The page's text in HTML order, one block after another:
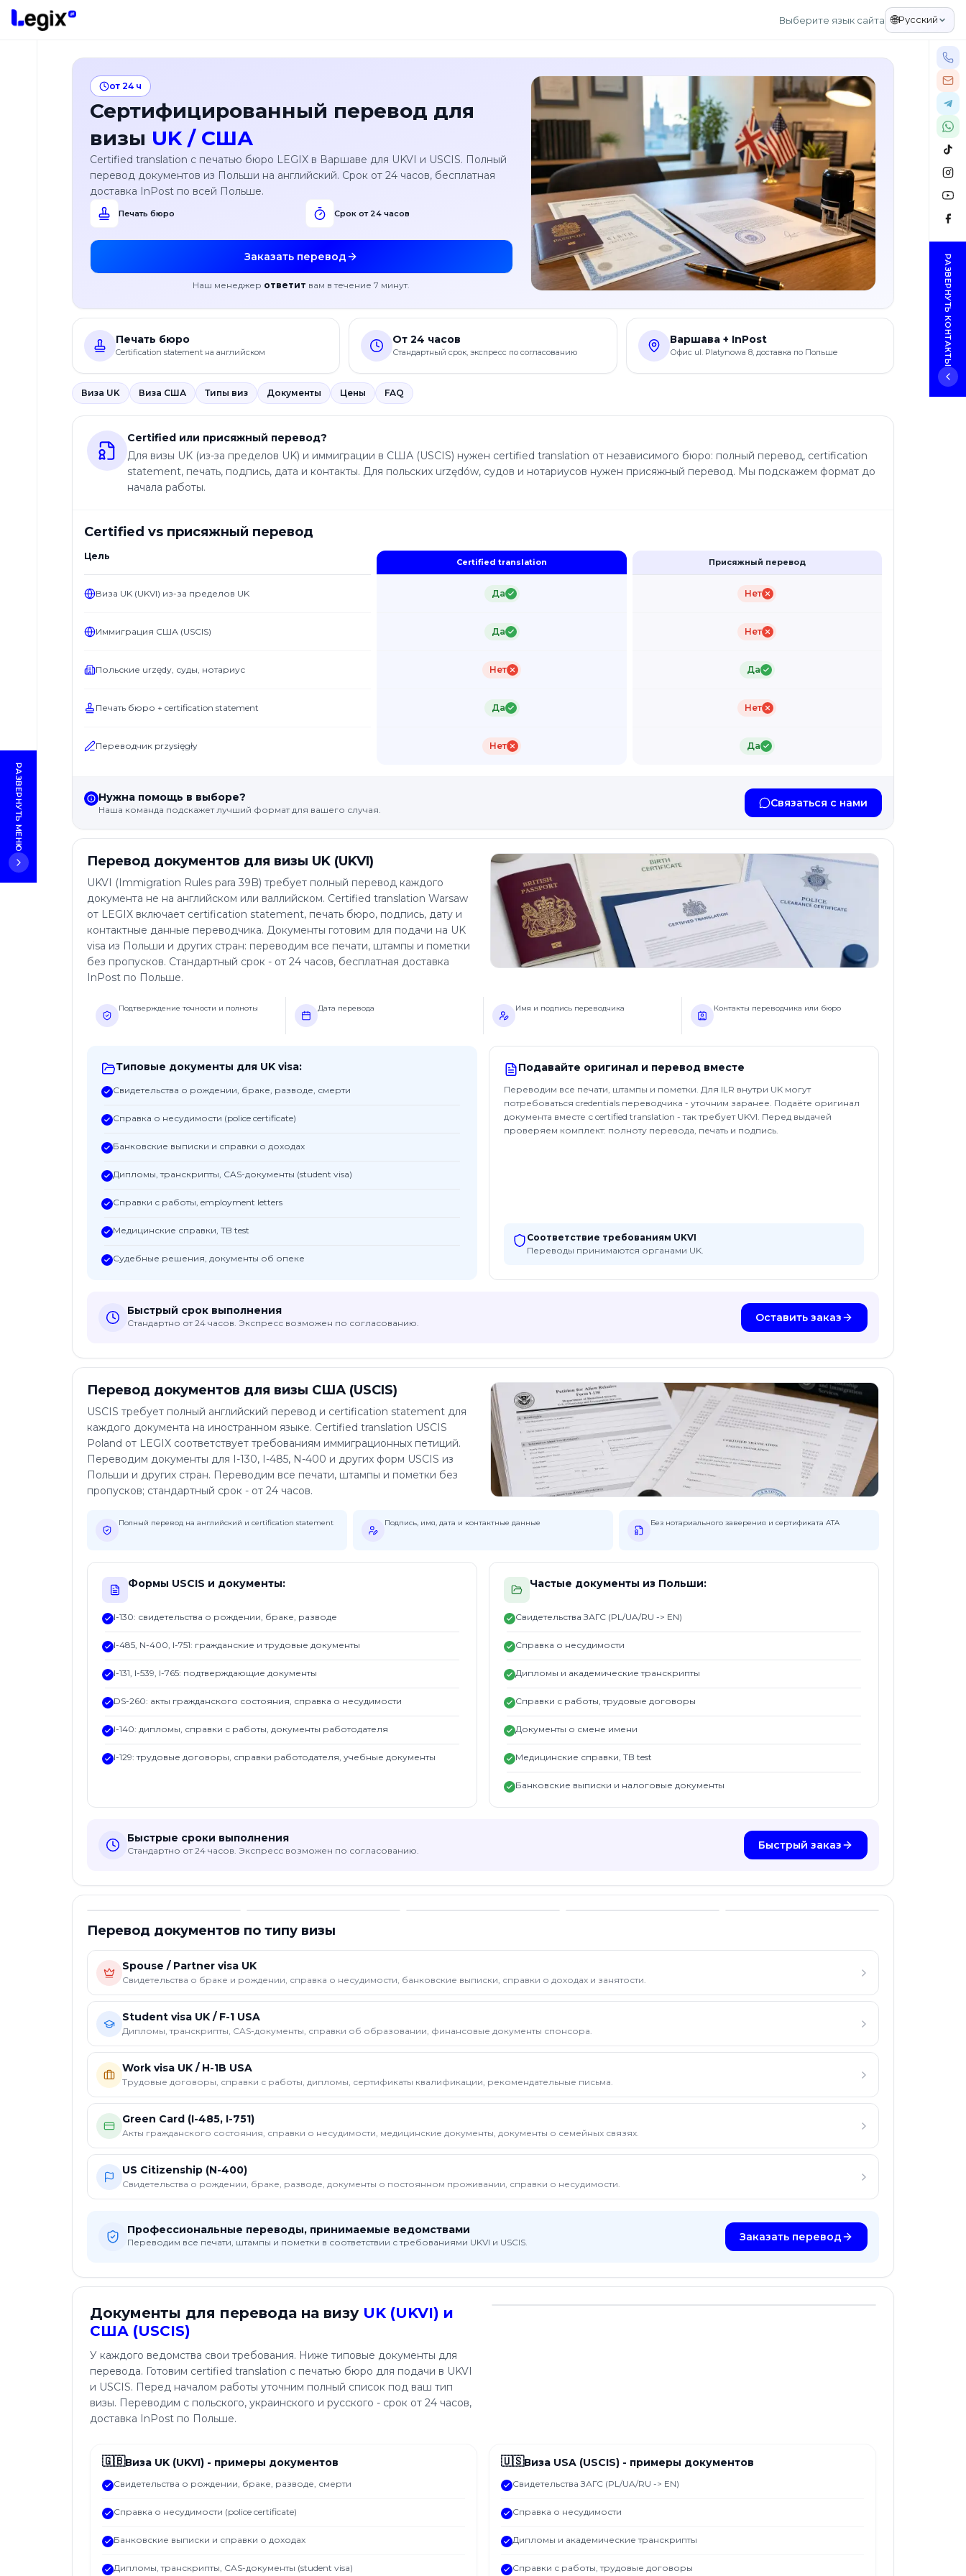
К основному содержимому
Выберите язык сайта 🌐Русский
Дополнительные
документов
Составление
доверенностей
Оформление
задаваемые
РАЗВЕРНУТЬ МЕНЮ
от 24 ч
Сертифицированный перевод для
визы UK / США
Certified translation с печатью бюро LEGIX в Варшаве для UKVI и USCIS. Полный
перевод документов из Польши на английский. Срок от 24 часов, бесплатная
доставка InPost по всей Польше.
Печать бюро Срок от 24 часов
Заказать перевод
Наш менеджер ответит вам в течение 7 минут.
Печать бюро
Certification statement на английском
От 24 часов
Стандартный срок, экспресс по согласованию
Варшава + InPost
Офис ul. Platynowa 8, доставка по Польше
Виза UK Виза США Типы виз Документы Цены FAQ
Certified или присяжный перевод?
Для визы UK (из-за пределов UK) и иммиграции в США (USCIS) нужен certified translation от независимого бюро: полный перевод, certification
statement, печать, подпись, дата и контакты. Для польских urzędów, судов и нотариусов нужен присяжный перевод. Мы подскажем формат до
начала работы.
Certified vs присяжный перевод
Цель
Certified translation Присяжный перевод
Виза UK (UKVI) из-за пределов UK Да Нет
Иммиграция США (USCIS) Да Нет
Польские urzędy, суды, нотариус Нет Да
Печать бюро + certification statement Да Нет
Переводчик przysięgły Нет Да
Нужна помощь в выборе?
Наша команда подскажет лучший формат для вашего случая.
Связаться с нами
Перевод документов для визы UK (UKVI)
UKVI (Immigration Rules para 39B) требует полный перевод каждого
документа не на английском или валлийском. Certified translation Warsaw
от LEGIX включает certification statement, печать бюро, подпись, дату и
контактные данные переводчика. Документы готовим для подачи на UK
visa из Польши и других стран: переводим все печати, штампы и пометки
без пропусков. Стандартный срок - от 24 часов, бесплатная доставка
InPost по Польше.
Подтверждение точности и полноты Дата перевода Имя и подпись переводчика Контакты переводчика или бюро
Типовые документы для UK visa:
Свидетельства о рождении, браке, разводе, смерти
Справка о несудимости (police certificate)
Банковские выписки и справки о доходах
Дипломы, транскрипты, CAS-документы (student visa)
Справки с работы, employment letters
Медицинские справки, TB test
Судебные решения, документы об опеке
Подавайте оригинал и перевод вместе
Переводим все печати, штампы и пометки. Для ILR внутри UK могут
потребоваться credentials переводчика - уточним заранее. Подаёте оригинал
документа вместе с certified translation - так требует UKVI. Перед выдачей
проверяем комплект: полноту перевода, печать и подпись.
Соответствие требованиям UKVI
Переводы принимаются органами UK.
Быстрый срок выполнения
Стандартно от 24 часов. Экспресс возможен по согласованию. Оставить заказ
Перевод документов для визы США (USCIS)
USCIS требует полный английский перевод и certification statement для
каждого документа на иностранном языке. Certified translation USCIS
Poland от LEGIX соответствует требованиям иммиграционных петиций.
Переводим документы для I-130, I-485, N-400 и других форм USCIS из
Польши и других стран. Переводим все печати, штампы и пометки без
пропусков; стандартный срок - от 24 часов.
Полный перевод на английский и certification statement Подпись, имя, дата и контактные данные Без нотариального заверения и сертификата ATA
Формы USCIS и документы:
I-130: свидетельства о рождении, браке, разводе
I-485, N-400, I-751: гражданские и трудовые документы
I-131, I-539, I-765: подтверждающие документы
DS-260: акты гражданского состояния, справка о несудимости
I-140: дипломы, справки с работы, документы работодателя
I-129: трудовые договоры, справки работодателя, учебные документы
Частые документы из Польши:
Свидетельства ЗАГС (PL/UA/RU -> EN)
Справка о несудимости
Дипломы и академические транскрипты
Справки с работы, трудовые договоры
Документы о смене имени
Медицинские справки, TB test
Банковские выписки и налоговые документы
Быстрые сроки выполнения
Стандартно от 24 часов. Экспресс возможен по согласованию. Быстрый заказ
Перевод документов по типу визы
Spouse / Partner visa UK
Свидетельства о браке и рождении, справка о несудимости, банковские выписки, справки о доходах и занятости.
Student visa UK / F-1 USA
Дипломы, транскрипты, CAS-документы, справки об образовании, финансовые документы спонсора.
Work visa UK / H-1B USA
Трудовые договоры, справки с работы, дипломы, сертификаты квалификации, рекомендательные письма.
Green Card (I-485, I-751)
Акты гражданского состояния, справки о несудимости, медицинские документы, документы о семейных связях.
US Citizenship (N-400)
Свидетельства о рождении, браке, разводе, документы о постоянном проживании, справки о несудимости.
Профессиональные переводы, принимаемые ведомствами
Переводим все печати, штампы и пометки в соответствии с требованиями UKVI и USCIS. Заказать перевод
Документы для перевода на визу UK (UKVI) и
США (USCIS)
У каждого ведомства свои требования. Ниже типовые документы для
перевода. Готовим certified translation с печатью бюро для подачи в UKVI
и USCIS. Перед началом работы уточним полный список под ваш тип
визы. Переводим с польского, украинского и русского - срок от 24 часов,
доставка InPost по Польше.
🇬🇧Виза UK (UKVI) - примеры документов
Свидетельства о рождении, браке, разводе, смерти
Справка о несудимости (police certificate)
Банковские выписки и справки о доходах
Дипломы, транскрипты, CAS-документы (student visa)
🇺🇸Виза USA (USCIS) - примеры документов
Свидетельства ЗАГС (PL/UA/RU -> EN)
Справка о несудимости
Дипломы и академические транскрипты
Справки с работы, трудовые договоры
РАЗВЕРНУТЬ КОНТАКТЫ